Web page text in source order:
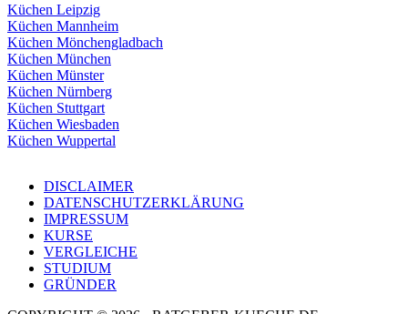
Küchen Leipzig
Küchen Mannheim
Küchen Mönchengladbach
Küchen München
Küchen Münster
Küchen Nürnberg
Küchen Stuttgart
Küchen Wiesbaden
Küchen Wuppertal
DISCLAIMER
DATENSCHUTZERKLÄRUNG
IMPRESSUM
KURSE
VERGLEICHE
STUDIUM
GRÜNDER